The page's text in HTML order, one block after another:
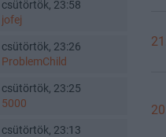
csütörtök, 23:58
jofej
csütörtök, 23:26
ProblemChild
csütörtök, 23:25
5000
csütörtök, 23:13